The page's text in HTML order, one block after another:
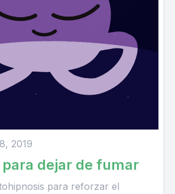
2019
para dejar de fumar
para reforzar el